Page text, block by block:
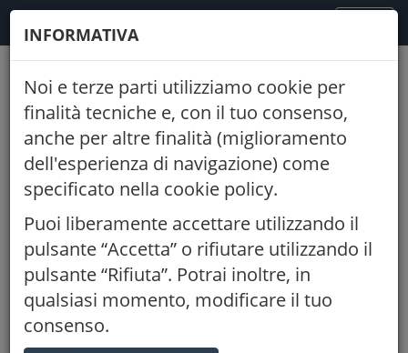
INFORMATIVA
Noi e terze parti utilizziamo cookie per
finalità tecniche e, con il tuo consenso,
anche per altre finalità (miglioramento
dell'esperienza di navigazione) come
specificato nella cookie policy.
Puoi liberamente accettare utilizzando il
pulsante “Accetta” o rifiutare utilizzando il
pulsante “Rifiuta”. Potrai inoltre, in
qualsiasi momento, modificare il tuo
consenso.
Indietro
Seminario avanzato QGIS: QGIS in
Rete: cartografia e applicazioni Gis
nel mondo Web
22/03/2019
14:30
AZIENDA DIDATTICA “GIAROL GRANDE” Via Belluno 26 37133
Verona Verona (VR)
Proponente: